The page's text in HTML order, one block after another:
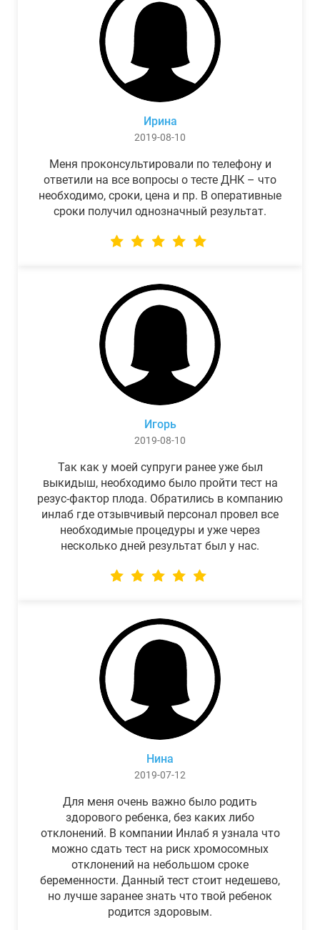
Ирина
2019-08-10
Меня проконсультировали по телефону и
ответили на все вопросы о тесте ДНК – что
необходимо, сроки, цена и пр. В оперативные
сроки получил однозначный результат.
Игорь
2019-08-10
Так как у моей супруги ранее уже был
выкидыш, необходимо было пройти тест на
резус-фактор плода. Обратились в компанию
инлаб где отзывчивый персонал провел все
необходимые процедуры и уже через
несколько дней результат был у нас.
Нина
2019-07-12
Для меня очень важно было родить
здорового ребенка, без каких либо
отклонений. В компании Инлаб я узнала что
можно сдать тест на риск хромосомных
отклонений на небольшом сроке
беременности. Данный тест стоит недешево,
но лучше заранее знать что твой ребенок
родится здоровым.